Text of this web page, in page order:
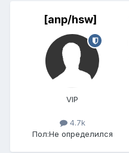
[anp/hsw]
VIP
4.7k
Пол:Не определился